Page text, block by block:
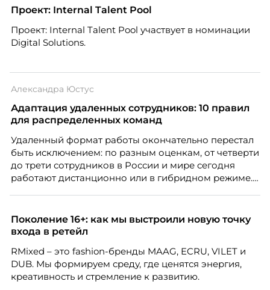
Проект: Internal Talent Pool
Проект: Internal Talent Pool участвует в номинации
Digital Solutions.
Александра Юстус
Адаптация удаленных сотрудников: 10 правил
для распределенных команд
Удаленный формат работы окончательно перестал
быть исключением: по разным оценкам, от четверти
до трети сотрудников в России и мире сегодня
работают дистанционно или в гибридном режиме.
адаптация во многом происходит сама собой, то на
расстоянии она требует осознанного
проектирования — иначе компания рискует
потерять новичка в первые же месяцы.
Поколение 16+: как мы выстроили новую точку
входа в ретейл
RMixed – это fashion-бренды MAAG, ECRU, VILET и
DUB. Мы формируем среду, где ценятся энергия,
креативность и стремление к развитию.